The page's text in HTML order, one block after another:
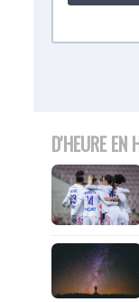
D'HEURE EN